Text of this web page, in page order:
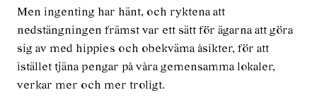
Men ingenting har hänt, och ryktena att
nedstängningen främst var ett sätt för ägarna att göra
sig av med hippies och obekväma åsikter, för att
istället tjäna pengar på våra gemensamma lokaler,
verkar mer och mer troligt.